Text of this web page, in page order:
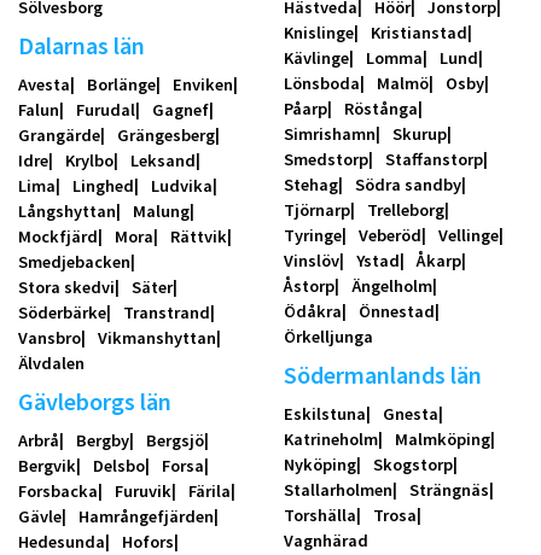
Sölvesborg
Dalarnas län
Avesta Borlänge
Enviken
Falun
Furudal
Gagnef
Grangärde
Grängesberg
Idre
Krylbo
Leksand
Lima
Linghed
Ludvika
Långshyttan
Malung
Mockfjärd
Mora
Rättvik
Smedjebacken
Stora skedvi
Säter
Söderbärke
Transtrand
Vansbro
Vikmanshyttan
Älvdalen
Gävleborgs län
Arbrå Bergby
Bergsjö
Bergvik
Delsbo
Forsa
Forsbacka
Furuvik
Färila
Gävle
Hamrångefjärden
Hedesunda
Hofors
Hästveda
Höör
Jonstorp
Knislinge
Kristianstad
Kävlinge
Lomma
Lund
Lönsboda
Malmö
Osby
Påarp
Röstånga
Simrishamn
Skurup
Smedstorp
Staffanstorp
Stehag
Södra sandby
Tjörnarp
Trelleborg
Tyringe
Veberöd
Vellinge
Vinslöv
Ystad
Åkarp
Åstorp
Ängelholm
Ödåkra
Önnestad
Örkelljunga
Södermanlands län
Eskilstuna
Gnesta
Katrineholm
Malmköping
Nyköping
Skogstorp
Stallarholmen
Strängnäs
Torshälla
Trosa
Vagnhärad